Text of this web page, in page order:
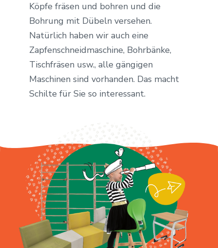
Köpfe fräsen und bohren und die
Bohrung mit Dübeln versehen.
Natürlich haben wir auch eine
Zapfenschneidmaschine, Bohrbänke,
Tischfräsen usw., alle gängigen
Maschinen sind vorhanden. Das macht
Schilte für Sie so interessant.